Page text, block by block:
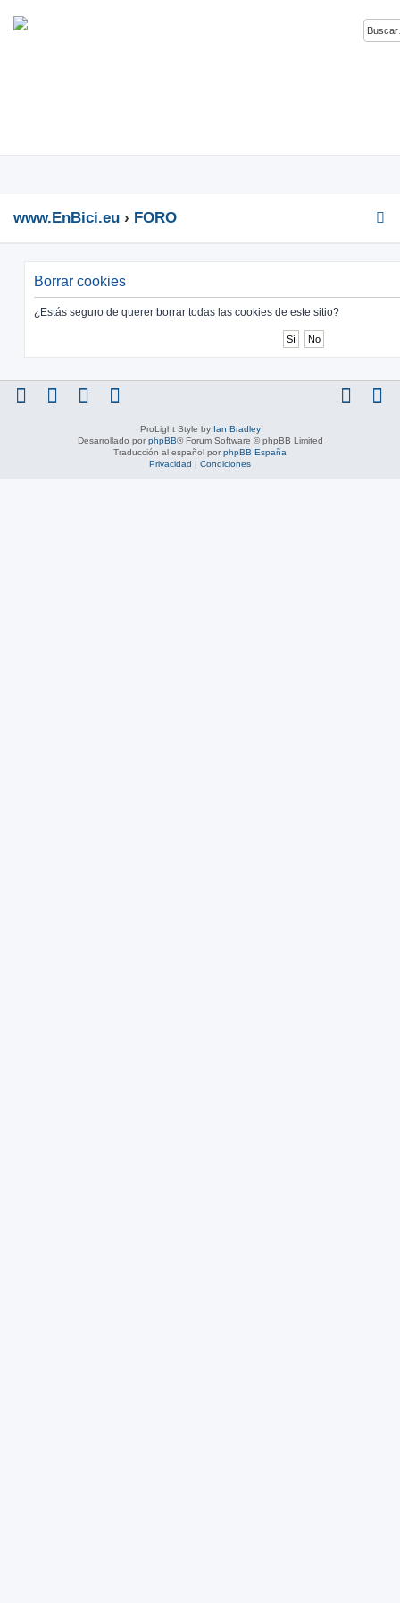
www.EnBici.eu FORO
Borrar cookies
¿Estás seguro de querer borrar todas las cookies de este sitio?
ProLight Style by Ian Bradley
Desarrollado por phpBB® Forum Software © phpBB Limited
Traducción al español por phpBB España
Privacidad | Condiciones